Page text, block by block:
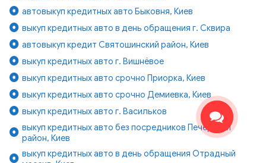
автовыкуп кредитных авто Быковня, Киев
выкуп кредитных авто в день обращения г. Сквира
автовыкуп кредит Святошинский район, Киев
выкуп кредитных авто г. Вишнёвое
выкуп кредитных авто срочно Приорка, Киев
выкуп кредитных авто срочно Демиевка, Киев
выкуп кредитных авто г. Васильков
выкуп кредитных авто без посредников Печерский
район, Киев
выкуп кредитных авто в день обращения Отрадный